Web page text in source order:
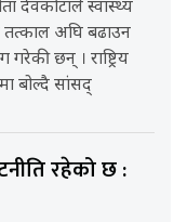
देवकोटाले स्वास्थ्य
तत्काल अघि बढाउन
छन् । राष्ट्रिय
बोल्दै सांसद्
रहेको छ :